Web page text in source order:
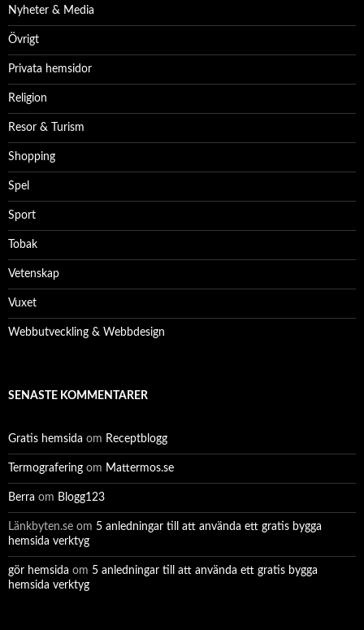
Nyheter & Media
Övrigt
Privata hemsidor
Religion
Resor & Turism
Shopping
Spel
Sport
Tobak
Vetenskap
Vuxet
Webbutveckling & Webbdesign
SENASTE KOMMENTARER
Gratis hemsida om Receptblogg
Termografering om Mattermos.se
Berra om Blogg123
Länkbyten.se om 5 anledningar till att använda ett gratis bygga
hemsida verktyg
gör hemsida om 5 anledningar till att använda ett gratis bygga
hemsida verktyg